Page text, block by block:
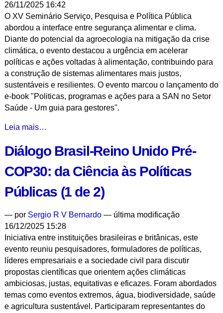
Ciência
às
Políticas
Públicas
(2
de
2)
-
26/11/2025 16:42
O XV Seminário Serviço, Pesquisa e Política Pública
abordou a interface entre segurança alimentar e clima.
Diante do potencial da agroecologia na mitigação da crise
climática, o evento destacou a urgência em acelerar
políticas e ações voltadas à alimentação, contribuindo para
a construção de sistemas alimentares mais justos,
sustentáveis e resilientes. O evento marcou o lançamento do
e-book "Politicas, programas e ações para a SAN no Setor
Saúde - Um guia para gestores".
Políticas
SAN
Enfrentamento
Crise
-
Leia mais…
Diálogo Brasil-Reino Unido Pré-
COP30: da Ciência às Políticas
Públicas (1 de 2)
— por Sergio R V Bernardo— última modificação
16/12/2025 15:28
Iniciativa entre instituições brasileiras e britânicas, este
evento reuniu pesquisadores, formuladores de políticas,
líderes empresariais e a sociedade civil para discutir
propostas científicas que orientem ações climáticas
ambiciosas, justas, equitativas e eficazes. Foram abordados
temas como eventos extremos, água, biodiversidade, saúde
e agricultura sustentável. Participaram representantes do